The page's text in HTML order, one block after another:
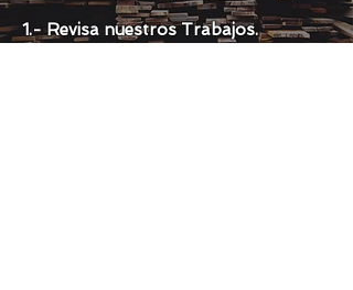
1.- Revisa nuestros Trabajos.